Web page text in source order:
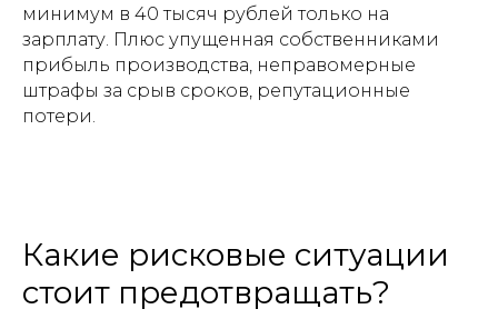
минимум в 40 тысяч рублей только на
зарплату. Плюс упущенная собственниками
прибыль производства, неправомерные
штрафы за срыв сроков, репутационные
потери.
Какие рисковые ситуации
стоит предотвращать?